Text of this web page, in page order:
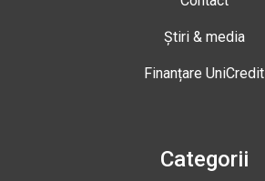
Știri & media
Finanțare UniCredit
Categorii